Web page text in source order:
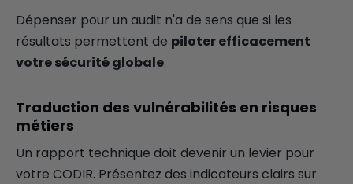
Dépenser pour un audit n'a de sens que si les
résultats permettent de piloter efficacement
votre sécurité globale.
Traduction des vulnérabilités en risques
métiers
Un rapport technique doit devenir un levier pour
votre CODIR. Présentez des indicateurs clairs sur